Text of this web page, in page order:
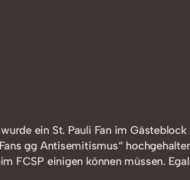
ein St. Pauli Fan im
gg Antisemitismus“
FCSP einigen können müssen.